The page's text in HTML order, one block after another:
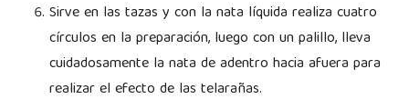
Sirve en las tazas y con la nata líquida realiza cuatro
círculos en la preparación, luego con un palillo, lleva
cuidadosamente la nata de adentro hacia afuera para
realizar el efecto de las telarañas.